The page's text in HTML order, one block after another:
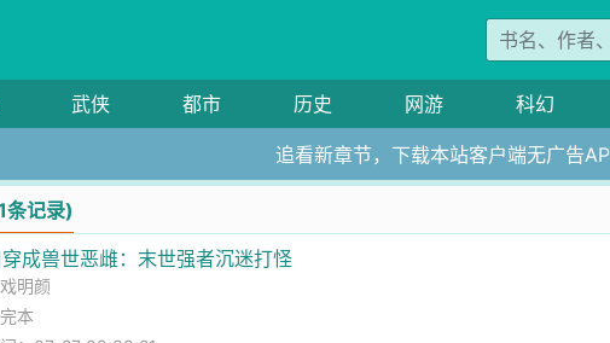
武侠 都市 历史 网游 科幻
追看新章节，下载本站客户端无广告
条记录)
成兽世恶雌：末世强者沉迷打怪
戏明颜
本